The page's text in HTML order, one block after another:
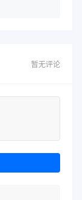
暂无评论